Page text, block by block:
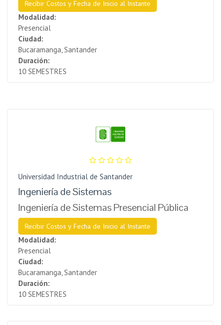
Recibir Costos y Fecha de Inicio al Instante
Modalidad:
Presencial
Ciudad:
Bucaramanga, Santander
Duración:
10 SEMESTRES
Universidad Industrial de Santander
Ingeniería de Sistemas
Ingeniería de Sistemas Presencial Pública
Recibir Costos y Fecha de Inicio al Instante
Modalidad:
Presencial
Ciudad:
Bucaramanga, Santander
Duración:
10 SEMESTRES